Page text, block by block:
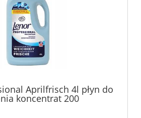
Aprilfrisch 4l płyn do
koncentrat 200